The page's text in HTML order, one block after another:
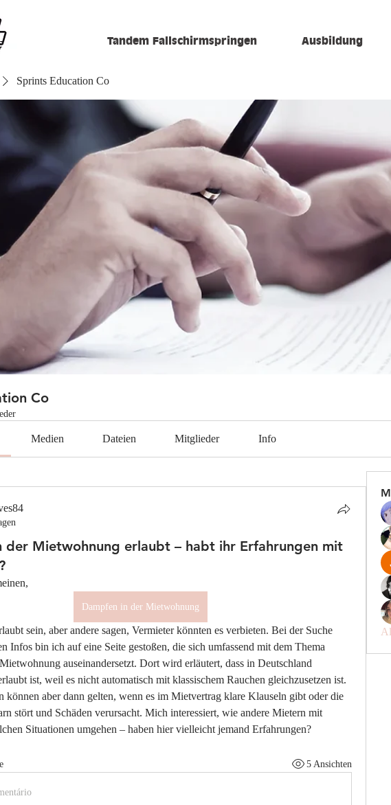
Tandem Fallschirmspringen Ausbildung
Sprints Education Co
Co
Medien Dateien Mitglieder Info
der Mietwohnung erlaubt – habt ihr Erfahrungen mit
Dampfen in der Mietwohnung
Infos bin ich auf eine Seite gestoßen, die sich umfassend mit dem Thema
auseinandersetzt. Dort wird erläutert, dass in Deutschland
ist, weil es nicht automatisch mit klassischem Rauchen gleichzusetzen ist.
können aber dann gelten, wenn es im Mietvertrag klare Klauseln gibt oder die
stört und Schäden verursacht. Mich interessiert, wie andere Mietern mit
Situationen umgehen – haben hier vielleicht jemand Erfahrungen?
5 Ansichten